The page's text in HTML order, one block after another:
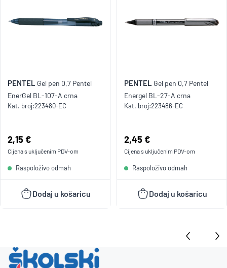
PENTEL Gel pen 0,7 Pentel
EnerGel BL-107-A crna
Kat. broj:223480-EC
Cijena:
2,15 €
Cijena s uključenim PDV-om
Raspoloživo odmah
Dodaj u košaricu
PENTEL Gel pen 0,7 Pentel
Energel BL-27-A crna
Kat. broj:223486-EC
Cijena:
2,45 €
Cijena s uključenim PDV-om
Raspoloživo odmah
Dodaj u košaricu